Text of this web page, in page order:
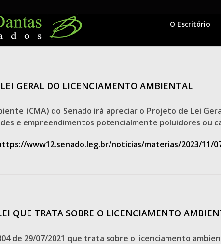
O Escritório
GERAL DO LICENCIAMENTO AMBIENTAL
(CMA) do Senado irá apreciar o Projeto de Lei
e empreendimentos potencialmente poluidores ou
www12.senado.leg.br/noticias/materias/2023/11/
QUE TRATA SOBRE O LICENCIAMENTO
de 29/07/2021 que trata sobre o licenciamento